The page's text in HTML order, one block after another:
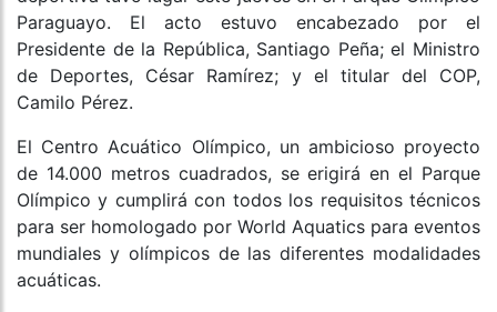
Paraguayo. El acto estuvo encabezado por el
Presidente de la República, Santiago Peña; el Ministro
de Deportes, César Ramírez; y el titular del COP,
Camilo Pérez.
El Centro Acuático Olímpico, un ambicioso proyecto
de 14.000 metros cuadrados, se erigirá en el Parque
Olímpico y cumplirá con todos los requisitos técnicos
para ser homologado por World Aquatics para eventos
mundiales y olímpicos de las diferentes modalidades
acuáticas.